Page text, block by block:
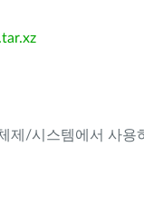
제/시스템에서 사용